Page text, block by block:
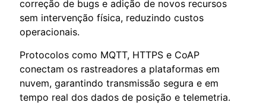
correção de bugs e adição de novos recursos
sem intervenção física, reduzindo custos
operacionais.
Protocolos como MQTT, HTTPS e CoAP
conectam os rastreadores a plataformas em
nuvem, garantindo transmissão segura e em
tempo real dos dados de posição e telemetria.